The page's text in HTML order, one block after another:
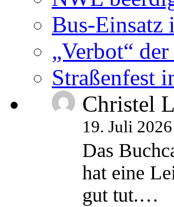
Bus-Einsatz
„Verbot“
Straßenfest
Christel
19. Juli 2026
Das
hat eine
gut tut.…